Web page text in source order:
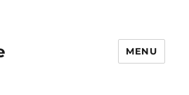
MENU